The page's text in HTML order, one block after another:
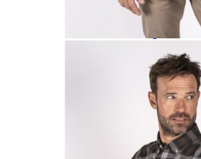
Naisten colleget
Naisten puserot
Jakut ja liivit
Naisten neuletakit
Naisten neulepuserot
Naisten mekot ja hameet